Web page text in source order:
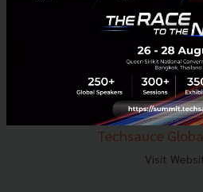
Techsauce
About
Techsauce
Privacy
ส่งบทควา
Techsauce
Visit